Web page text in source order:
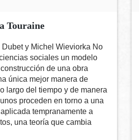
Touraine
Dubet y Michel Wieviorka No
sociales un modelo
de una obra
única mejor manera de
largo del tiempo y de manera
proceden en torno a una
tempranamente a
una teoría que cambia